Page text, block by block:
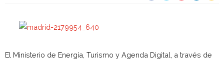
El Ministerio de Energía, Turismo y Agenda Digital, a través de